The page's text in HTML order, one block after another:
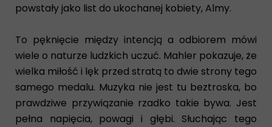
powstały jako list do ukochanej kobiety, Almy.
To pęknięcie między intencją a odbiorem mówi
wiele o naturze ludzkich uczuć. Mahler pokazuje, że
wielka miłość i lęk przed stratą to dwie strony tego
samego medalu. Muzyka nie jest tu beztroska, bo
prawdziwe przywiązanie rzadko takie bywa. Jest
pełna napięcia, powagi i głębi. Słuchając tego